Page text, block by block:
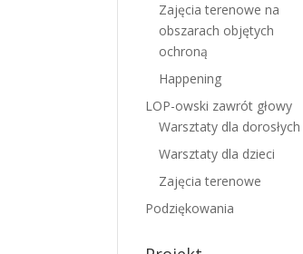
Zajęcia terenowe na
obszarach objętych
ochroną
Happening
LOP-owski zawrót głowy
Warsztaty dla dorosłych
Warsztaty dla dzieci
Zajęcia terenowe
Podziękowania